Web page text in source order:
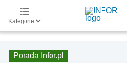
Kategorie
Porada Infor.pl